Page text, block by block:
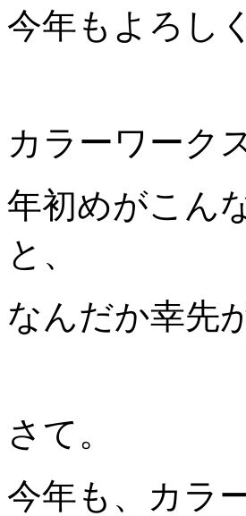
今年もよろし
カラーワーク
年初めがこん
と、
なんだか幸先
さて。
今年も、カラ